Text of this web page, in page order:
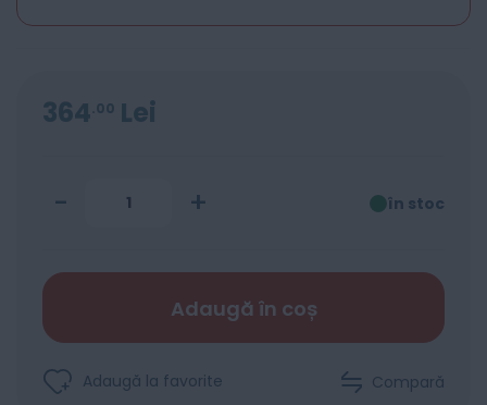
364 00 Lei
- + în stoc
Adaugă în coș
Adaugă la favorite Compară